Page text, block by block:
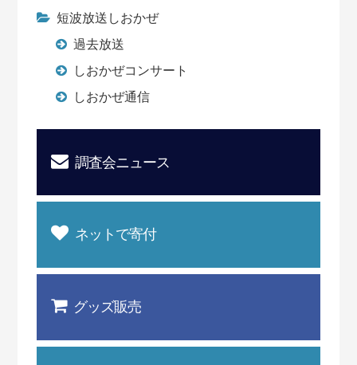
短波放送しおかぜ
過去放送
しおかぜコンサート
しおかぜ通信
調査会ニュース
ネットで寄付
グッズ販売